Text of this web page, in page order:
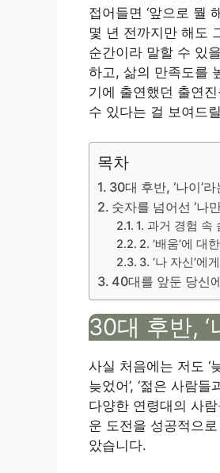
접어들면 ‘앞으로 뭘
몇 년 전까지만 해도
순간이라 말할 수 있
하고, 삶의 만족도를
기에 출연했던 출연
수 있다는 걸 보여드
목차
30대 후반, ‘나이’
숫자를 넘어선 ‘나
1. 과거 경험 속
2. ‘배움’에 대
3. ‘나 자신’에
40대를 앞둔 당신
30대 후반, ‘
사실 처음에는 저도 ‘
늦었어’, ‘젊은 사람
다양한 연령대의 사
운 도전을 성공적으
았습니다.